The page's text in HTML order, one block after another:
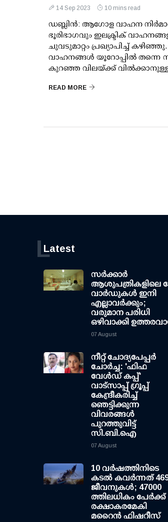
14 Sep 2023 10 mins read
ഡബ്ലിൻ: ആഗോള വാഹന
ഭൂരിഭാഗവും ഇലക്ട്രിക്
ചുവടുമാറ്റം പ്രഖ്യാപിച്ച് കഴിഞ്ഞു.
വാഹനങ്ങൾ യൂറോപ്പിൽ തന്നെ
കുറഞ്ഞ വിലയ്ക്ക് വിൽക്കാനുള്ള
READ MORE
Latest
L
സര്‍ക്കാര്‍
ആശുപത്രികളിലെ
വാര്‍ഡുകള്‍ ഇനി
എല്ലാവര്‍ക്കും;
വരുമാന പരിധി
ഒഴിവാക്കി
07 August
നീറ്റ് ചോദ്യപേപ്പര്‍
ചോര്‍ച്ച: 'ഫിഫ
വേള്‍ഡ് കപ്പ്'
വാട്സാപ്പ് ഗ്രൂപ്പ്
കേന്ദ്രീകരിച്ച്
ഞെട്ടിക്കുന്ന
വിവരങ്ങള്‍
പുറത്തുവിട്ട്
സി.ബി.ഐ
07 August
10 വര്‍ഷത്തിനിടെ
കടല്‍ കവര്‍ന്നത്
ജീവനുകള്‍; 47000
ത്തിലധികം പേര്‍ക്ക്
രക്ഷാകരമേകി
മറൈന്‍ ഫിഷറീസ്